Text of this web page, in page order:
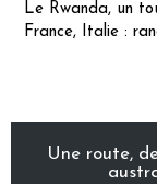
Le Rwanda, un
France, Italie :
Une route,